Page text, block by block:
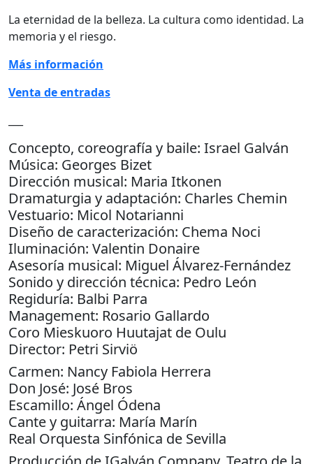
La eternidad de la belleza. La cultura como identidad. La
memoria y el riesgo.
Más información
Venta de entradas
Concepto, coreografía y baile: Israel Galván
Música: Georges Bizet
Dirección musical: Maria Itkonen
Dramaturgia y adaptación: Charles Chemin
Vestuario: Micol Notarianni
Diseño de caracterización: Chema Noci
Iluminación: Valentin Donaire
Asesoría musical: Miguel Álvarez-Fernández
Sonido y dirección técnica: Pedro León
Regiduría: Balbi Parra
Management: Rosario Gallardo
Coro Mieskuoro Huutajat de Oulu
Director: Petri Sirviö
Carmen: Nancy Fabiola Herrera
Don José: José Bros
Escamillo: Ángel Ódena
Cante y guitarra: María Marín
Real Orquesta Sinfónica de Sevilla